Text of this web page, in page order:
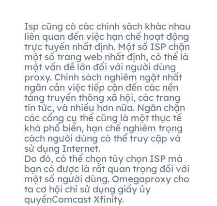
Isp cũng có các chính sách khác nhau
liên quan đến việc hạn chế hoạt động
trực tuyến nhất định. Một số ISP chặn
một số trang web nhất định, có thể là
một vấn đề lớn đối với người dùng
proxy. Chính sách nghiêm ngặt nhất
ngăn cản việc tiếp cận đến các nền
tảng truyền thông xã hội, các trang
tin tức, và nhiều hơn nữa. Ngăn chặn
các cổng cụ thể cũng là một thực tế
khá phổ biến, hạn chế nghiêm trọng
cách người dùng có thể truy cập và
sử dụng Internet.
Do đó, có thể chọn tùy chọn ISP mà
bạn có được là rất quan trọng đối với
một số người dùng. Omegaproxy cho
ta cơ hội chỉ sử dụng giấy ủy
quyềnComcast Xfinity.